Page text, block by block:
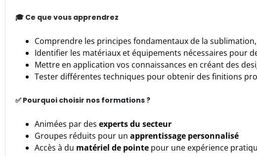
🎓 Ce que vous apprendrez
Comprendre les principes fondamentaux de la sublimation,
Identifier les matériaux et équipements nécessaires pour
Mettre en application vos connaissances en créant des
Tester différentes techniques pour obtenir des finitions
✅ Pourquoi choisir nos formations ?
Animées par des experts du secteur
Groupes réduits pour un apprentissage personnalisé
Accès à du matériel de pointepour une expérience